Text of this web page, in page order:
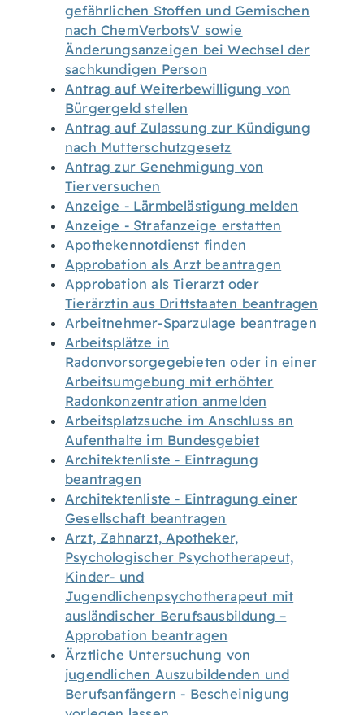
gefährlichen Stoffen und Gemischen
nach ChemVerbotsV sowie
Änderungsanzeigen bei Wechsel der
sachkundigen Person
Antrag auf Weiterbewilligung von
Bürgergeld stellen
Antrag auf Zulassung zur Kündigung
nach Mutterschutzgesetz
Antrag zur Genehmigung von
Tierversuchen
Anzeige - Lärmbelästigung melden
Anzeige - Strafanzeige erstatten
Apothekennotdienst finden
Approbation als Arzt beantragen
Approbation als Tierarzt oder
Tierärztin aus Drittstaaten beantragen
Arbeitnehmer-Sparzulage beantragen
Arbeitsplätze in
Radonvorsorgegebieten oder in einer
Arbeitsumgebung mit erhöhter
Radonkonzentration anmelden
Arbeitsplatzsuche im Anschluss an
Aufenthalte im Bundesgebiet
Architektenliste - Eintragung
beantragen
Architektenliste - Eintragung einer
Gesellschaft beantragen
Arzt, Zahnarzt, Apotheker,
Psychologischer Psychotherapeut,
Kinder- und
Jugendlichenpsychotherapeut mit
ausländischer Berufsausbildung –
Approbation beantragen
Ärztliche Untersuchung von
jugendlichen Auszubildenden und
Berufsanfängern - Bescheinigung